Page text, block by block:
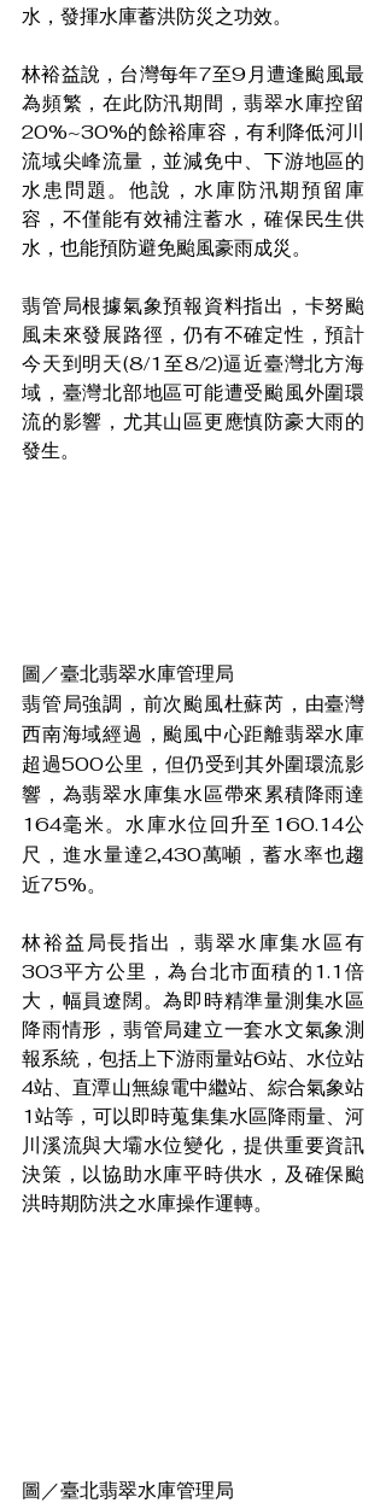
水，發揮水庫蓄洪防災之功效。
林裕益說，台灣每年7至9月遭逢颱風最
為頻繁，在此防汛期間，翡翠水庫控留
20%~30%的餘裕庫容，有利降低河川
流域尖峰流量，並減免中、下游地區的
水患問題。他說，水庫防汛期預留庫
容，不僅能有效補注蓄水，確保民生供
水，也能預防避免颱風豪雨成災。
翡管局根據氣象預報資料指出，卡努颱
風未來發展路徑，仍有不確定性，預計
今天到明天(8/1至8/2)逼近臺灣北方海
域，臺灣北部地區可能遭受颱風外圍環
流的影響，尤其山區更應慎防豪大雨的
發生。
圖／臺北翡翠水庫管理局
翡管局強調，前次颱風杜蘇芮，由臺灣
西南海域經過，颱風中心距離翡翠水庫
超過500公里，但仍受到其外圍環流影
響，為翡翠水庫集水區帶來累積降雨達
164毫米。水庫水位回升至160.14公
尺，進水量達2,430萬噸，蓄水率也趨
近75%。
林裕益局長指出，翡翠水庫集水區有
303平方公里，為台北市面積的1.1倍
大，幅員遼闊。為即時精準量測集水區
降雨情形，翡管局建立一套水文氣象測
報系統，包括上下游雨量站6站、水位站
4站、直潭山無線電中繼站、綜合氣象站
1站等，可以即時蒐集集水區降雨量、河
川溪流與大壩水位變化，提供重要資訊
決策，以協助水庫平時供水，及確保颱
洪時期防洪之水庫操作運轉。
圖／臺北翡翠水庫管理局